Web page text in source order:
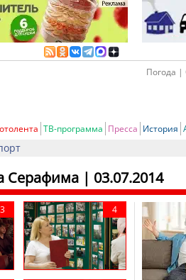
Погода |
ТВ-программа Пресса История
Серафима | 03.07.2014